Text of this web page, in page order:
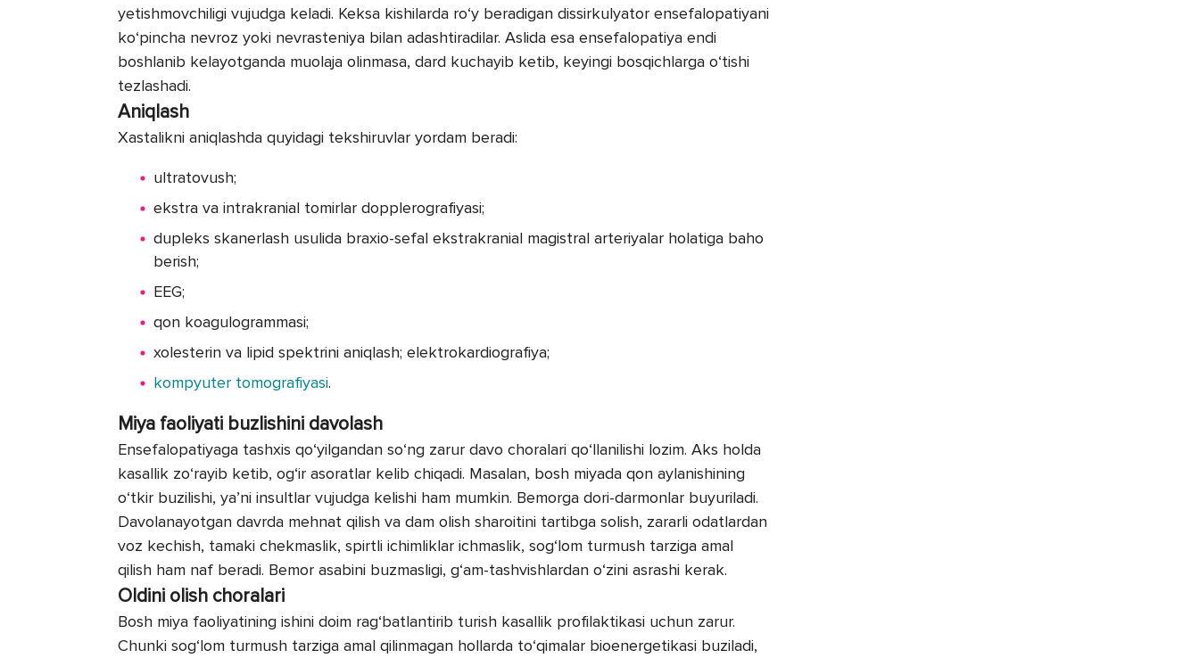
yetishmovchiligi vujudga keladi. Keksa kishilarda ro‘y beradigan dissirkulyator ensefalopatiyani
ko‘pincha nevroz yoki nevrasteniya bilan adashtiradilar. Aslida esa ensefalopatiya endi
boshlanib kelayotganda muolaja olinmasa, dard kuchayib ketib, keyingi bosqichlarga o‘tishi
tezlashadi.
Aniqlash
Xastalikni aniqlashda quyidagi tekshiruvlar yordam beradi:
ultratovush;
ekstra va intrakranial tomirlar dopplerografiyasi;
dupleks skanerlash usulida braxio-sefal ekstrakranial magistral arteriyalar holatiga baho
berish;
EEG;
qon koagulogrammasi;
xolesterin va lipid spektrini aniqlash; elektrokardiografiya;
kompyuter tomografiyasi.
Miya faoliyati buzlishini davolash
Ensefalopatiyaga tashxis qo‘yilgandan so‘ng zarur davo choralari qo‘llanilishi lozim. Aks holda
kasallik zo‘rayib ketib, og‘ir asoratlar kelib chiqadi. Masalan, bosh miyada qon aylanishining
o‘tkir buzilishi, ya’ni insultlar vujudga kelishi ham mumkin. Bemorga dori-darmonlar buyuriladi.
Davolanayotgan davrda mehnat qilish va dam olish sharoitini tartibga solish, zararli odatlardan
voz kechish, tamaki chekmaslik, spirtli ichimliklar ichmaslik, sog‘lom turmush tarziga amal
qilish ham naf beradi. Bemor asabini buzmasligi, g‘am-tashvishlardan o‘zini asrashi kerak.
Oldini olish choralari
Bosh miya faoliyatining ishini doim rag‘batlantirib turish kasallik profilaktikasi uchun zarur.
Chunki sog‘lom turmush tarziga amal qilinmagan hollarda to‘qimalar bioenergetikasi buziladi,